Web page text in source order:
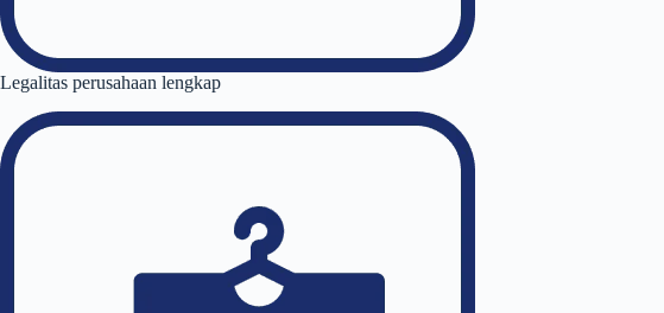
Legalitas perusahaan lengkap